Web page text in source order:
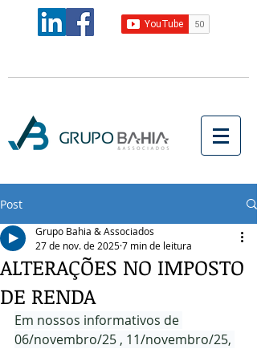
Post
ALTERAÇÕES NO IMPOSTO
DE RENDA
Grupo Bahia & Associados
27 de nov. de 20257 min de leitura
Em nossos informativos de
06/novembro/25 , 11/novembro/25,